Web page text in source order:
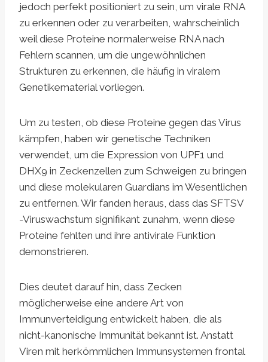
jedoch perfekt positioniert zu sein, um virale RNA
zu erkennen oder zu verarbeiten, wahrscheinlich
weil diese Proteine normalerweise RNA nach
Fehlern scannen, um die ungewöhnlichen
Strukturen zu erkennen, die häufig in viralem
Genetikematerial vorliegen.
Um zu testen, ob diese Proteine gegen das Virus
kämpfen, haben wir genetische Techniken
verwendet, um die Expression von UPF1 und
DHX9 in Zeckenzellen zum Schweigen zu bringen
und diese molekularen Guardians im Wesentlichen
zu entfernen. Wir fanden heraus, dass das SFTSV
-Viruswachstum signifikant zunahm, wenn diese
Proteine fehlten und ihre antivirale Funktion
demonstrieren.
Dies deutet darauf hin, dass Zecken
möglicherweise eine andere Art von
Immunverteidigung entwickelt haben, die als
nicht-kanonische Immunität bekannt ist. Anstatt
Viren mit herkömmlichen Immunsystemen frontal